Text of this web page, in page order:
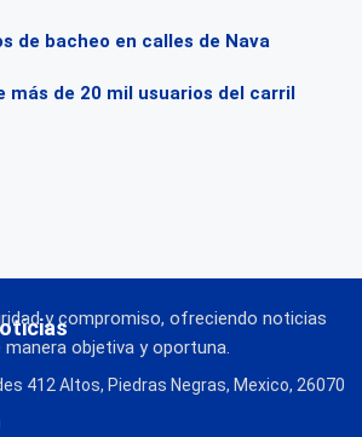
de bacheo en calles de Nava
más de 20 mil usuarios del carril
y compromiso, ofreciendo noticias
manera objetiva y oportuna.
412 Altos, Piedras Negras, Mexico, 26070